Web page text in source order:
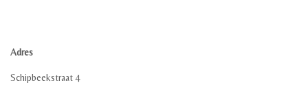
Adres
Schipbeekstraat 4